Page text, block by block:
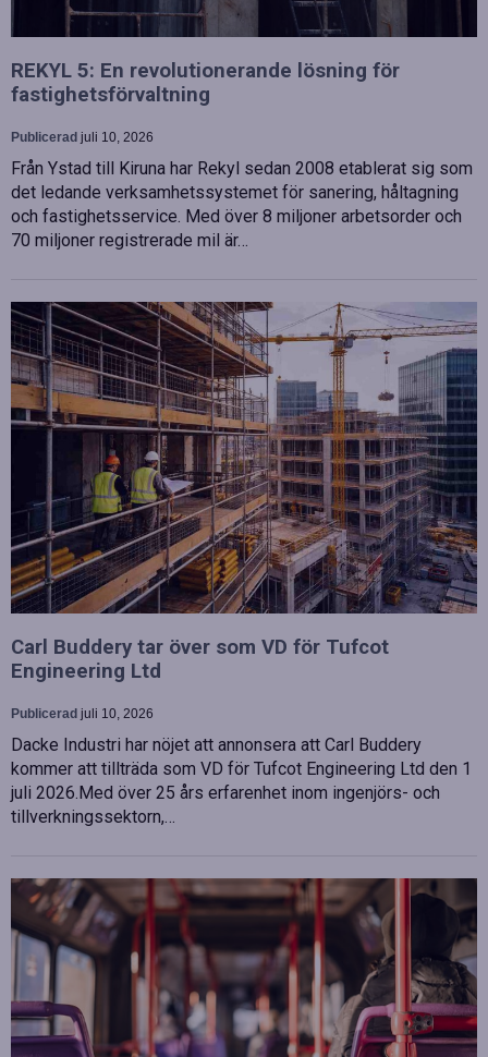
REKYL 5: En revolutionerande lösning för
fastighetsförvaltning
Publicerad juli 10, 2026
Från Ystad till Kiruna har Rekyl sedan 2008 etablerat sig som
det ledande verksamhetssystemet för sanering, håltagning
och fastighetsservice. Med över 8 miljoner arbetsorder och
70 miljoner registrerade mil är…
Carl Buddery tar över som VD för Tufcot
Engineering Ltd
Publicerad juli 10, 2026
Dacke Industri har nöjet att annonsera att Carl Buddery
kommer att tillträda som VD för Tufcot Engineering Ltd den 1
juli 2026.Med över 25 års erfarenhet inom ingenjörs- och
tillverkningssektorn,…